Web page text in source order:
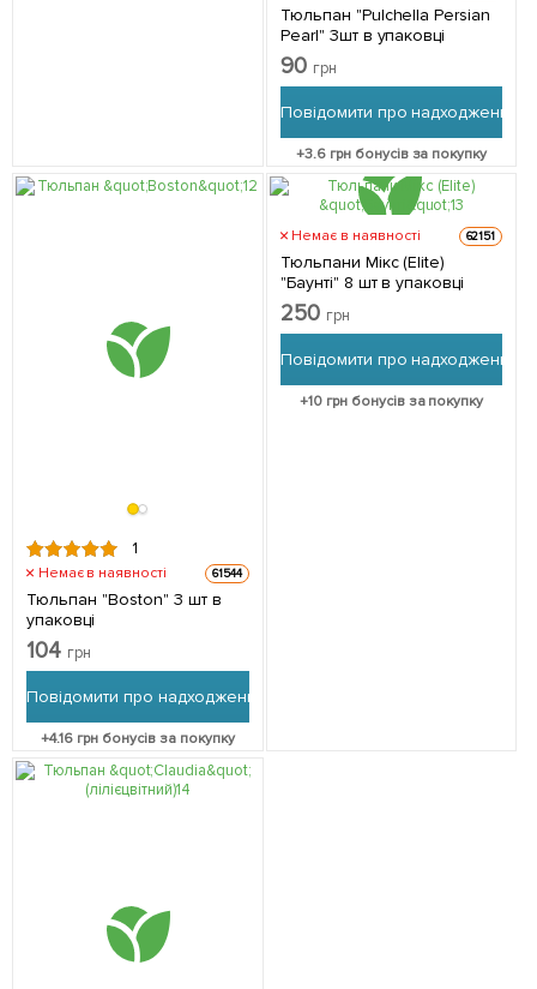
Тюльпан "Pulchella Persian
Pearl" 3шт в упаковці
90 грн
Повідомити про надходження
+3.6грн бонусів за покупку
1
Немає в наявності 61544
Тюльпан "Boston" 3 шт в
упаковці
104 грн
Повідомити про надходження
+4.16 грн бонусів за покупку
Немає в наявності 62151
Тюльпани Мікс (Elite)
"Баунті" 8 шт в упаковці
250 грн
Повідомити про надходження
+10грн бонусів за покупку